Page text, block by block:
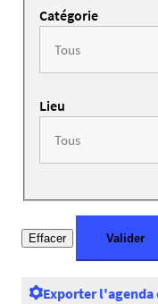
Catégorie
Lieu
Exporter l'agenda